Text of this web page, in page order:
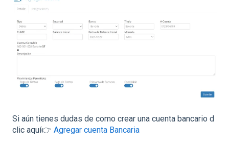
Si aún tienes dudas de como crear una cuenta bancario d
clic aquí👉 Agregar cuenta Bancaria